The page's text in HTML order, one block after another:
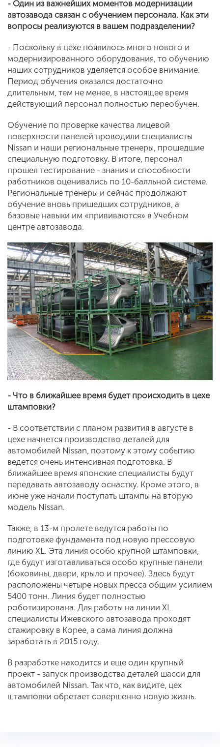
- Один из важнейших моментов модернизации
автозавода связан с обучением персонала. Как эти
вопросы реализуются в вашем подразделении?
- Поскольку в цехе появилось много нового и
модернизированного оборудования, то обучению
наших сотрудников уделяется особое внимание.
Период обучения оказался достаточно
длительным, тем не менее, в настоящее время
действующий персонал полностью переобучен.
Обучение по проверке качества лицевой
поверхности панелей проводили специалисты
Nissan и наши региональные тренеры, прошедшие
специальную подготовку. В итоге, персонал
прошел тестирование - знания и способности
работников оценивались по 10-балльной системе.
Региональные тренеры и сейчас продолжают
обучение вновь пришедших сотрудников, а
базовые навыки им «прививаются» в Учебном
центре автозавода.
- Что в ближайшее время будет происходить в цехе
штамповки?
- В соответствии с планом развития в августе в
цехе начнется производство деталей для
автомобилей Nissan, поэтому к этому событию
ведется очень интенсивная подготовка. В
ближайшее время японские специалисты будут
передавать автозаводу оснастку. Кроме этого, в
июне уже начали поступать штампы на вторую
модель Nissan.
Также, в 13-м пролете ведутся работы по
подготовке фундамента под новую прессовую
линию XL. Эта линия особо крупной штамповки,
где будут изготавливаться особо крупные панели
(боковины, двери, крыло и прочее). Здесь будут
расположены четыре новых пресса общим усилием
5400 тонн. Линия будет полностью
роботизирована. Для работы на линии XL
специалисты Ижевского автозавода проходят
стажировку в Корее, а сама линия должна
заработать в 2015 году.
В разработке находится и еще один крупный
проект - запуск производства деталей шасси для
автомобилей Nissan. Так что, как видите, цех
штамповки обретает совершенно новую жизнь.